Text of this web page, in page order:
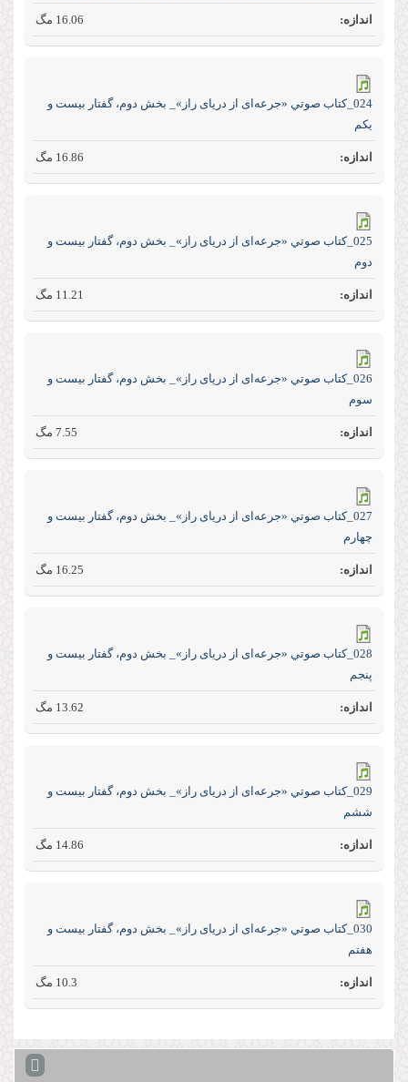
16.06 مگ
024_كتاب صوتي «جرعه‌ای از دریای راز»_ بخش دوم، گفتار بیست و
یکم
16.86 مگ
025_كتاب صوتي «جرعه‌ای از دریای راز»_ بخش دوم، گفتار بیست و
دوم
11.21 مگ
026_كتاب صوتي «جرعه‌ای از دریای راز»_ بخش دوم، گفتار بیست و
سوم
7.55 مگ
027_كتاب صوتي «جرعه‌ای از دریای راز»_ بخش دوم، گفتار بیست و
چهارم
16.25 مگ
028_كتاب صوتي «جرعه‌ای از دریای راز»_ بخش دوم، گفتار بیست و
پنجم
13.62 مگ
029_كتاب صوتي «جرعه‌ای از دریای راز»_ بخش دوم، گفتار بیست و
ششم
14.86 مگ
030_كتاب صوتي «جرعه‌ای از دریای راز»_ بخش دوم، گفتار بیست و
هفتم
10.3 مگ